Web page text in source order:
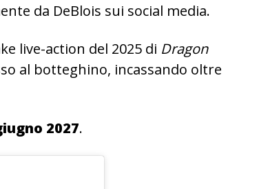
da DeBlois sui social media.
live-action del 2025 di Dragon
al botteghino, incassando oltre
2027.